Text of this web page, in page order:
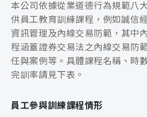
本公司依據從業道德行為規範八
供員工教育訓練課程，例如誠信
資訊管理及內線交易防範，其中
程涵蓋證券交易法之內線交易防
任與案例等。具體課程名稱、時
完訓率請見下表。
員工參與訓練課程情形